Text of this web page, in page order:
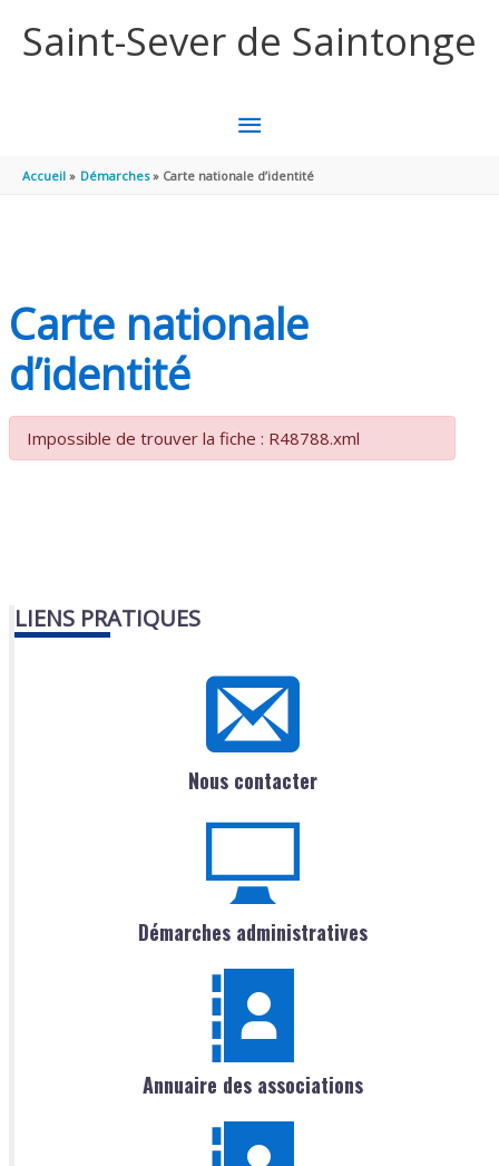
Saint-Sever de Saintonge
MENU
PRINCIPAL
Accueil Démarches Carte nationale d’identité
Carte nationale
d’identité
Impossible de trouver la fiche : R48788.xml
LIENS PRATIQUES
Nous contacter
Démarches administratives
Annuaire des associations